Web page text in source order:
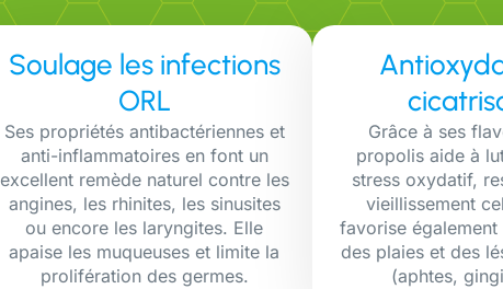
Soulage les infections
ORL
Ses propriétés antibactériennes et
anti-inflammatoires en font un
excellent remède naturel contre les
angines, les rhinites, les sinusites
ou encore les laryngites. Elle
apaise les muqueuses et limite la
prolifération des germes.
Grâce à ses
propolis aide à
stress oxydatif,
vieillissement
favorise
des plaies et des
(aphtes,